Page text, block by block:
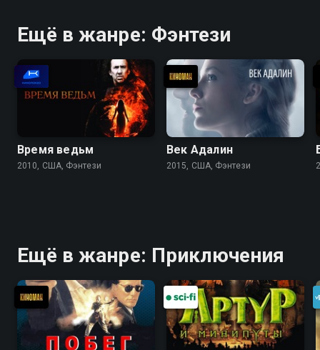
Ещё в жанре: Фэнтези
Время ведьм
2010, США, Фэнтези
Век Адалин
2015, США, Фэнтези
Ещё в жанре: Приключения